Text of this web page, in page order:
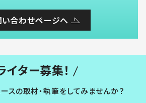
い合わせページへ
イター募集！
スの取材・執筆をしてみませんか？